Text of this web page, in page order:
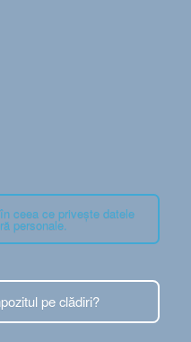
ceea ce privește datele
personale.
pe clădiri?